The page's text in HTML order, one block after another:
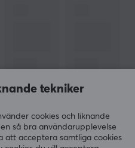
och racingmocka.
MER
tekniker
cookies och liknande
så bra användarupplevelse
att acceptera samtliga cookies